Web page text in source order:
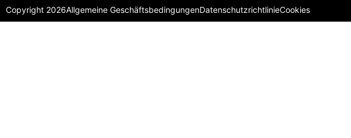
Copyright 2026Allgemeine GeschäftsbedingungenDatenschutzrichtlinieCookies